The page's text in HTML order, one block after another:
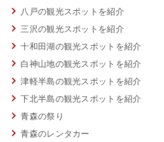
八戸の観光スポットを紹介
三沢の観光スポットを紹介
十和田湖の観光スポットを紹介
白神山地の観光スポットを紹介
津軽半島の観光スポットを紹介
下北半島の観光スポットを紹介
青森の祭り
青森のレンタカー